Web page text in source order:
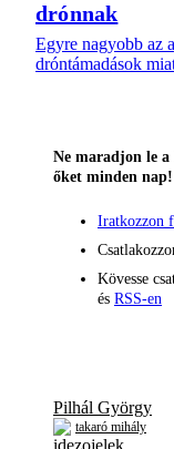
drónnak
Egyre nagyobb az
dróntámadások
Ne maradjon le a
őket minden nap!
Iratkozzon
Kövesse
és RSS-en
Pilhál György
takaró mihály